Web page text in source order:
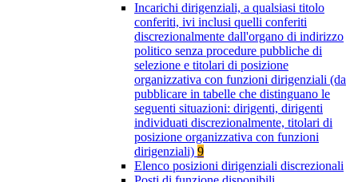
Incarichi dirigenziali, a qualsiasi titolo
conferiti, ivi inclusi quelli conferiti
discrezionalmente dall'organo di indirizzo
politico senza procedure pubbliche di
selezione e titolari di posizione
organizzativa con funzioni dirigenziali (da
pubblicare in tabelle che distinguano le
seguenti situazioni: dirigenti, dirigenti
individuati discrezionalmente, titolari di
posizione organizzativa con funzioni
dirigenziali) 9
Elenco posizioni dirigenziali discrezionali